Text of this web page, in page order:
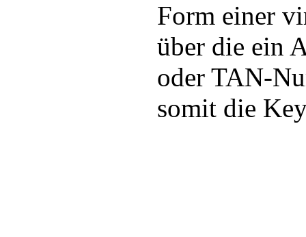
Form einer
über die ein
oder TAN-
somit die